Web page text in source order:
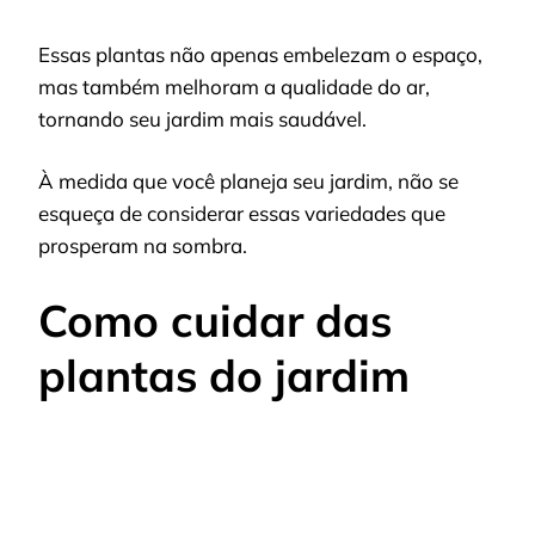
Essas plantas não apenas embelezam o espaço,
mas também melhoram a qualidade do ar,
tornando seu jardim mais saudável.
À medida que você planeja seu jardim, não se
esqueça de considerar essas variedades que
prosperam na sombra.
Como cuidar das
plantas do jardim